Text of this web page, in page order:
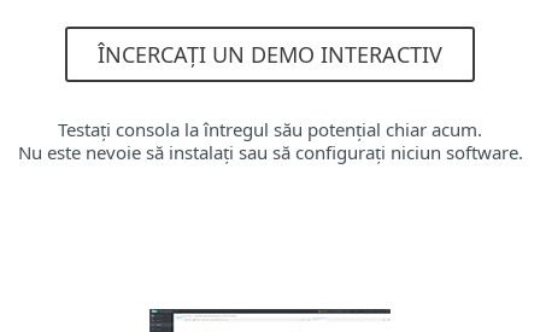
ÎNCERCAȚI UN DEMO INTERACTIV
Testați consola la întregul său potențial chiar acum.
Nu este nevoie să instalați sau să configurați niciun software.